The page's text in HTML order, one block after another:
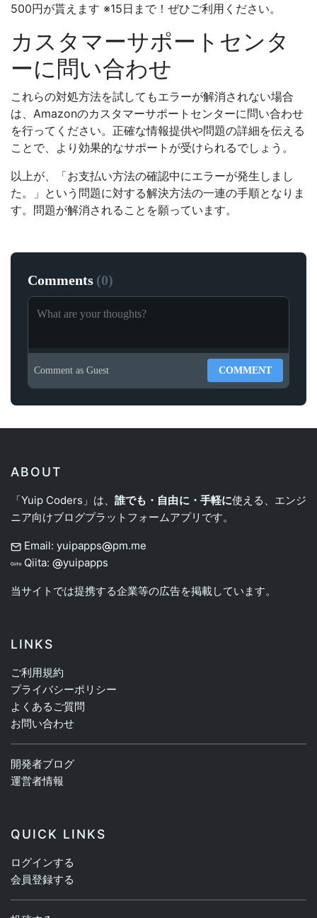
500円が貰えます ※15日まで！ぜひご利用ください。
カスタマーサポートセンタ
ーに問い合わせ
これらの対処方法を試してもエラーが解消されない場合
は、Amazonのカスタマーサポートセンターに問い合わせ
を行ってください。正確な情報提供や問題の詳細を伝える
ことで、より効果的なサポートが受けられるでしょう。
以上が、「お支払い方法の確認中にエラーが発生しまし
た。」という問題に対する解決方法の一連の手順となりま
す。問題が解消されることを願っています。
Comments (0)
Comment as Guest COMMENT
ABOUT
「Yuip Coders」は、誰でも・自由に・手軽に使える、エンジ
ニア向けブログプラットフォームアプリです。
Email: yuipapps
pm.me
Qiita:
yuipapps
当サイトでは提携する企業等の広告を掲載しています。
LINKS
ご利用規約
プライバシーポリシー
よくあるご質問
お問い合わせ
開発者ブログ
運営者情報
QUICK LINKS
ログインする
会員登録する